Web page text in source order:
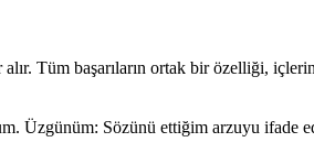
Tüm başarıların ortak bir özelliği,
Üzgünüm: Sözünü ettiğim arzuyu ifade